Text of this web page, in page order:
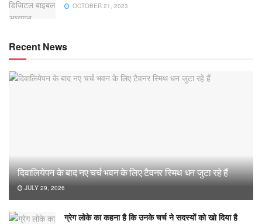
OCTOBER 21, 2023
Recent News
दिवालियेपन के बाद नए चर्च भवन के लिए टैवनर स्मिथ धन जुटा रहे हैं
JULY 29, 2026
ग्रेग लोके का कहना है कि उनके चर्च ने सदस्यों को खो दिया है